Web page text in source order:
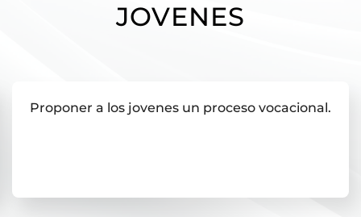
JOVENES
Proponer a los jovenes un proceso vocacional.